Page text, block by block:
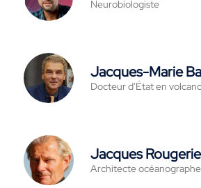
Neurobiologiste
Jacques-Marie
Docteur d'État en
Jacques Rougerie
Architecte océanographe